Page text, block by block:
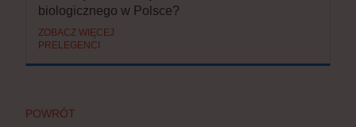
biologicznego w Polsce?
ZOBACZ WIĘCEJ
PRELEGENCI
POWRÓT